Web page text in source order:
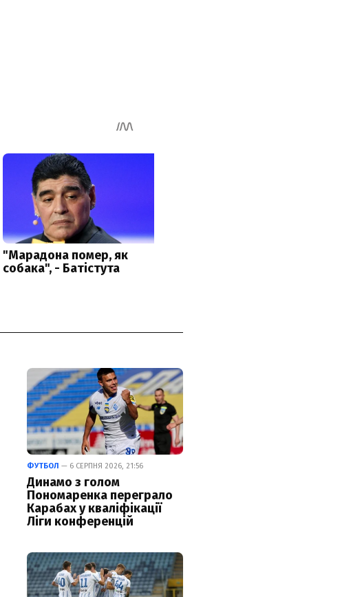
ФУТБОЛ — 6 СЕРПНЯ 2026, 21:56
Динамо з голом
Пономаренка переграло
Карабах у кваліфікації
Ліги конференцій